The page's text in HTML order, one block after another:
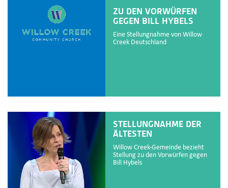
ZU DEN VORWÜRFEN
GEGEN BILL HYBELS
Eine Stellungnahme von Willow
Creek Deutschland
STELLUNGNAHME DER
ÄLTESTEN
Willow Creek-Gemeinde bezieht
Stellung zu den Vorwürfen gegen
Bill Hybels